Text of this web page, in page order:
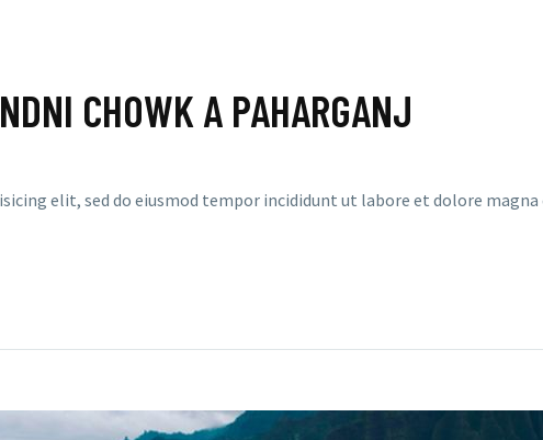
CHOWK A PAHARGANJ
elit, sed do eiusmod tempor incididunt ut labore et dolore